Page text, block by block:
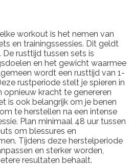
workout is het nemen van
en trainingssessies. Dit geldt
rusttijd tussen sets is
en het gewicht waarmee
wordt een rusttijd van 1-
rustperiode stelt je spieren in
kracht te genereren
is ook belangrijk om je benen
te herstellen na een intense
Plan minimaal 48 uur tussen
om blessures en
Tijdens deze herstelperiode
en sterker worden,
resultaten behaalt.